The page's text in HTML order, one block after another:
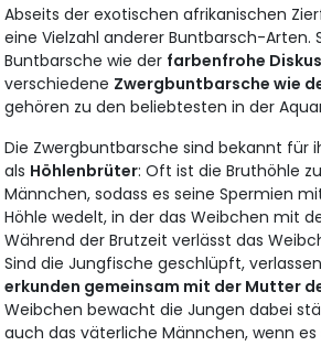
Abseits der exotischen afrikanischen
eine Vielzahl anderer Buntbarsch-Arten.
Buntbarsche wie der farbenfrohe
verschiedene Zwergbuntbarsche wie
gehören zu den beliebtesten in der
Die Zwergbuntbarsche sind bekannt für
als Höhlenbrüter: Oft ist die Bruthöhle
Männchen, sodass es seine Spermien
Höhle wedelt, in der das Weibchen mit
Während der Brutzeit verlässt das
Sind die Jungfische geschlüpft,
erkunden gemeinsam mit der Mutter
Weibchen bewacht die Jungen dabei
auch das väterliche Männchen, wenn